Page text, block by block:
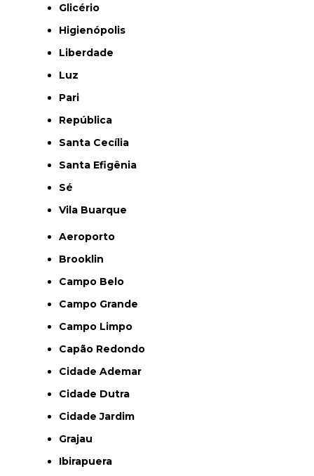
Glicério
Higienópolis
Liberdade
Luz
Pari
República
Santa Cecília
Santa Efigênia
Sé
Vila Buarque
Aeroporto
Brooklin
Campo Belo
Campo Grande
Campo Limpo
Capão Redondo
Cidade Ademar
Cidade Dutra
Cidade Jardim
Grajau
Ibirapuera